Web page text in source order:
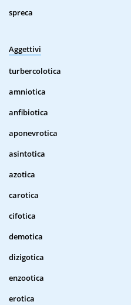
spreca
Aggettivi
turbercolotica
amniotica
anfibiotica
aponevrotica
asintotica
azotica
carotica
cifotica
demotica
dizigotica
enzootica
erotica